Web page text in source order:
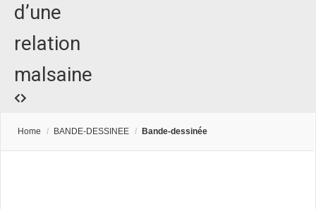
d’une
relation
malsaine
Home / BANDE-DESSINEE / Bande-dessinée